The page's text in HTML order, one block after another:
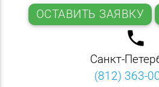
ОСТАВИТЬ ЗАЯВКУ
local_phone
Санкт-
(812) 363-